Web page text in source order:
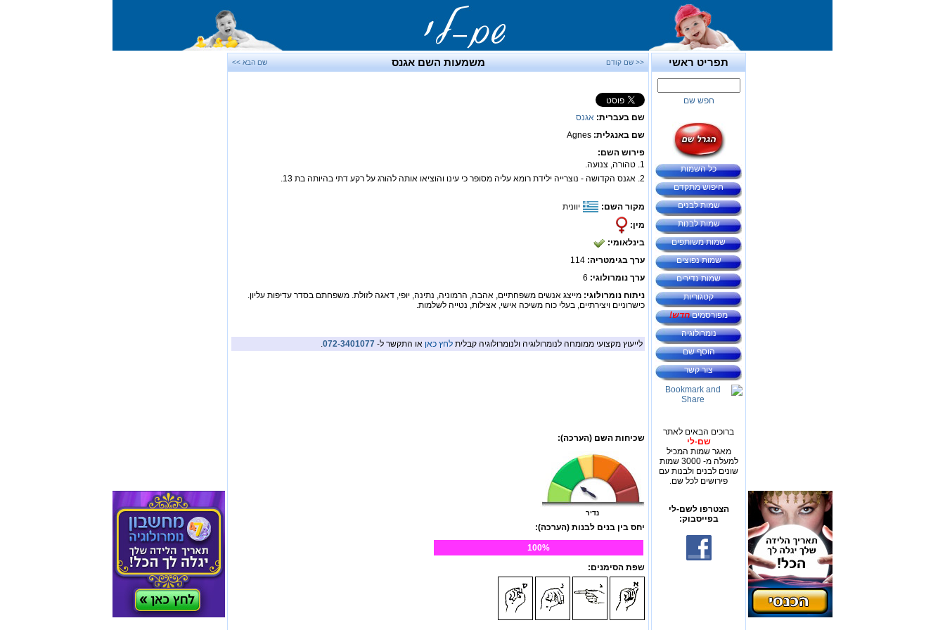
תפריט ראשי
חפש שם
כל השמות
חיפוש מתקדם
שמות לבנים
שמות לבנות
שמות משותפים
שמות נפוצים
שמות נדירים
קטגוריות
מפורסמיםחדש!
נומרולוגיה
הוסף שם
צור קשר
ברוכים הבאים לאתר
שם-לי
מאגר שמות המכיל
למעלה מ- 3000 שמות
שונים לבנים ולבנות עם
פירושים לכל שם.
הצטרפו לשם-לי
בפייסבוק:
<< שם קודם משמעות השם אגנס שם הבא >>
שם בעברית: אגנס
שם באנגלית: Agnes
פירוש השם:
1. טהורה, צנועה.
2. אגנס הקדושה - נוצרייה ילידת רומא עליה מסופר כי עינו והוציאו אותה להורג על רקע דתי בהיותה בת 13.
מקור השם:
יוונית
מין:
בינלאומי:
ערך בגימטריה:
ערך נומרולוגי: 6
ניתוח נומרולוגי: מייצג אנשים משפחתיים, אהבה, הרמוניה, נתינה, יופי, דאגה לזולת. משפחתם בסדר עדיפות עליון.
כישרוניים ויצירתיים, בעלי כוח משיכה אישי, אצילות, נטייה לשלמות.
לייעוץ מקצועי ממומחה לנומרולוגיה ולנומרולוגיה קבלית לחץ כאן או התקשר ל- 072-3401077
.
שכיחות השם (הערכה):
נדיר
יחס בין בנים לבנות (הערכה):
100%
שפת הסימנים: